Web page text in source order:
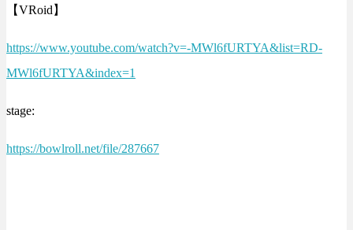
【VRoid】
https://www.youtube.com/watch?v=-MWl6fURTYA&list=RD-
MWl6fURTYA&index=1
stage:
https://bowlroll.net/file/287667